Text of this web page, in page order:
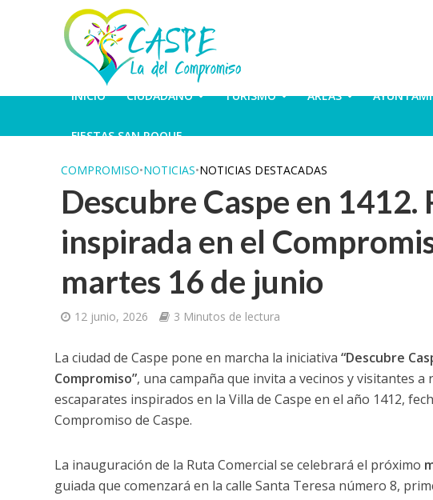
INICIO CIUDADANO TURISMO ÁREAS
FIESTAS SAN ROQUE
COMPROMISO•NOTICIAS•NOTICIAS DESTACADAS
Descubre Caspe en 1412.
inspirada en el
martes 16 de junio
12 junio, 2026 3 Minutos de lectura
La ciudad de Caspe pone en marcha la iniciativa “Descubre
Compromiso”, una campaña que invita a vecinos y visitantes
escaparates inspirados en la Villa de Caspe en el año 1412,
Compromiso de Caspe.
La inauguración de la Ruta Comercial se celebrará el próximo
guiada que comenzará en la calle Santa Teresa número 8,